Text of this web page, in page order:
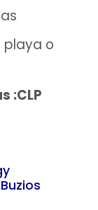
playa o
:CLP